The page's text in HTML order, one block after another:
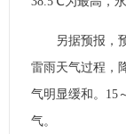
另据预报，预
雷雨天气过程，
气明显缓和。15
气。